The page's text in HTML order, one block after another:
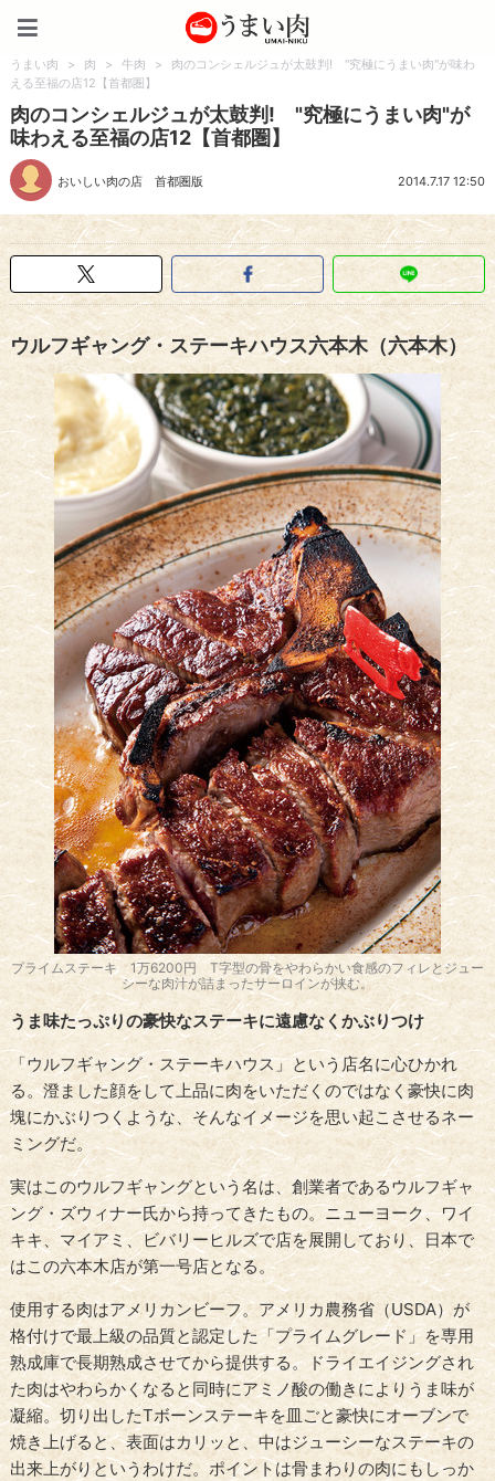
うまい肉 > 肉 > 牛肉 >
肉のコンシェルジュが太鼓判! "究極にうまい肉"が味わ
える至福の店12【首都圏】
肉のコンシェルジュが太鼓判! "究極にうまい肉"が
味わえる至福の店12【首都圏】
おいしい肉の店 首都圏版 2014.7.17 12:50
ウルフギャング・ステーキハウス六本木（六本木）
プライムステーキ 1万6200円 T字型の骨をやわらかい食感のフィレとジュー
シーな肉汁が詰まったサーロインが挟む。
うま味たっぷりの豪快なステーキに遠慮なくかぶりつけ
「ウルフギャング・ステーキハウス」という店名に心ひかれ
る。澄ました顔をして上品に肉をいただくのではなく豪快に肉
塊にかぶりつくような、そんなイメージを思い起こさせるネー
ミングだ。
実はこのウルフギャングという名は、創業者であるウルフギャ
ング・ズウィナー氏から持ってきたもの。ニューヨーク、ワイ
キキ、マイアミ、ビバリーヒルズで店を展開しており、日本で
はこの六本木店が第一号店となる。
使用する肉はアメリカンビーフ。アメリカ農務省（USDA）が
格付けで最上級の品質と認定した「プライムグレード」を専用
熟成庫で長期熟成させてから提供する。ドライエイジングされ
た肉はやわらかくなると同時にアミノ酸の働きによりうま味が
凝縮。切り出したTボーンステーキを皿ごと豪快にオーブンで
焼き上げると、表面はカリッと、中はジューシーなステーキの
出来上がりというわけだ。ポイントは骨まわりの肉にもしっか